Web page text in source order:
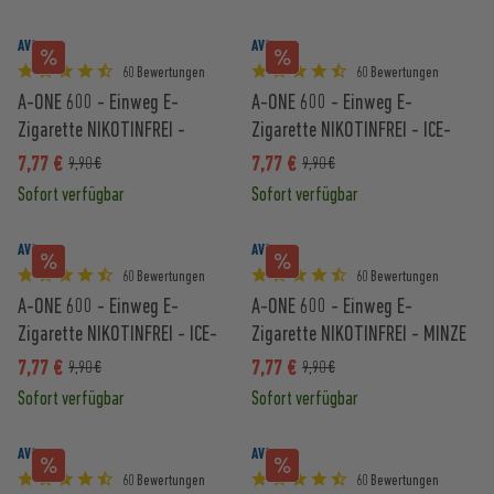
AVORIA
60 Bewertungen
A-ONE 600 - Einweg E-
Zigarette NIKOTINFREI -
WASSERMELONE
7,77 € 9,90 €
Sofort verfügbar
AVORIA
60 Bewertungen
A-ONE 600 - Einweg E-
Zigarette NIKOTINFREI - ICE-
COLA
7,77 € 9,90 €
Sofort verfügbar
AVORIA
60 Bewertungen
A-ONE 600 - Einweg E-
Zigarette NIKOTINFREI - ICE-
PFIRSICH
7,77 € 9,90 €
Sofort verfügbar
AVORIA
60 Bewertungen
A-ONE 600 - Einweg E-
Zigarette NIKOTINFREI - MINZE
7,77 € 9,90 €
Sofort verfügbar
AVORIA
60 Bewertungen
AVORIA
60 Bewertungen